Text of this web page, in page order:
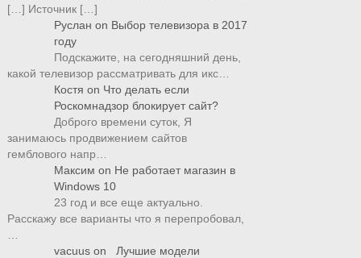
[…] Источник […]
Руслан on Выбор телевизора в 2017
году
Подскажите, на сегодняшний день,
какой телевизор рассматривать для икс…
Костя on Что делать если
Роскомнадзор блокирует сайт?
Доброго времени суток, Я
занимаюсь продвижением сайтов
гемблового напр…
Максим on Не работает магазин в
Windows 10
23 год и все еще актуально.
Расскажу все варианты что я перепробовал,
vacuus on
Лучшие модели